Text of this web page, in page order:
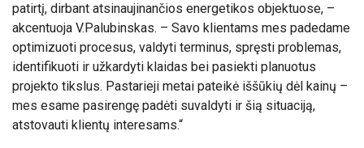
patirtį, dirbant atsinaujinančios energetikos objektuose, –
akcentuoja V.Palubinskas. – Savo klientams mes padedame
optimizuoti procesus, valdyti terminus, spręsti problemas,
identifikuoti ir užkardyti klaidas bei pasiekti planuotus
projekto tikslus. Pastarieji metai pateikė iššūkių dėl kainų –
mes esame pasirengę padėti suvaldyti ir šią situaciją,
atstovauti klientų interesams.“